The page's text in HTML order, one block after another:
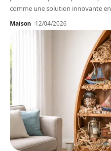
comme une solution innovante en
Maison 12/04/2026